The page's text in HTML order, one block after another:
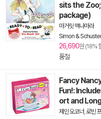
sits the
package)
마거릿 맥나마라
Simon &
26,690원 (18%
품절
Fancy
Fun!:
ort and
제인 오코너 로빈